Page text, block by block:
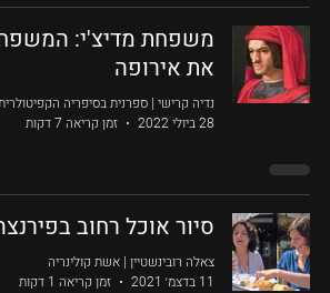
משפחת מדיצ'י:
את אירופה
נדיה קרישי | ספרנית בסיפריה
28 ביולי 2022
זמן קריאה 7 דקות
סיור אוכל רחוב
צאלה רובינשטיין | אשת קולינריה
11 בדצמ׳ 2021
זמן קריאה 1 דקות